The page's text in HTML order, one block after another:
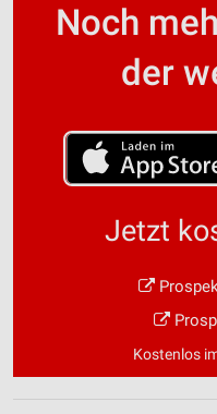
Noch
der
Jetzt
Kostenlos